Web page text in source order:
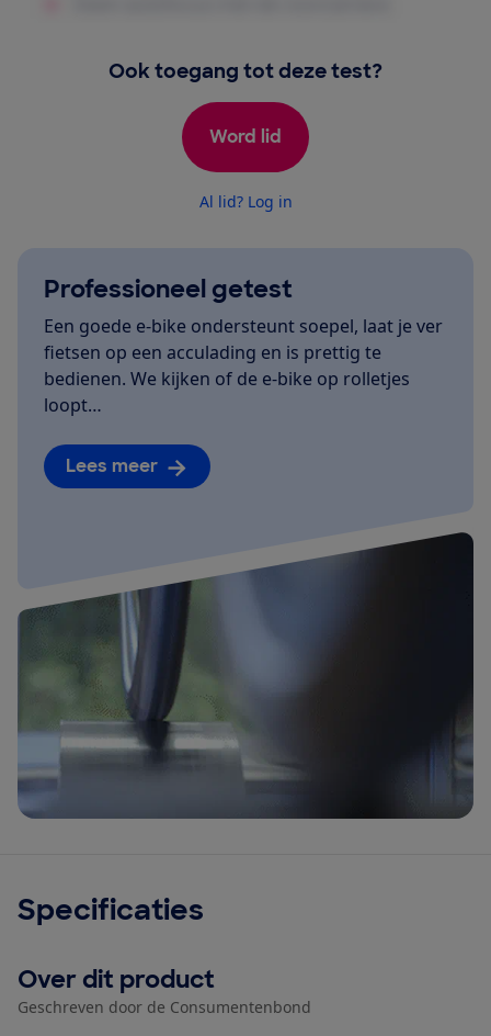
Ook toegang tot deze test?
Word lid
Al lid? Log in
Professioneel getest
Een goede e-bike ondersteunt soepel, laat je ver
fietsen op een acculading en is prettig te
bedienen. We kijken of de e-bike op rolletjes
loopt…
Lees meer
Specificaties
Over dit product
Geschreven door de Consumentenbond